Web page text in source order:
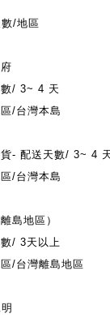
/地區
/ 3~ 4 天
/台灣本島
- 配送天數/ 3~ 4
/台灣本島
島地區）
/ 3天以上
/台灣離島地區